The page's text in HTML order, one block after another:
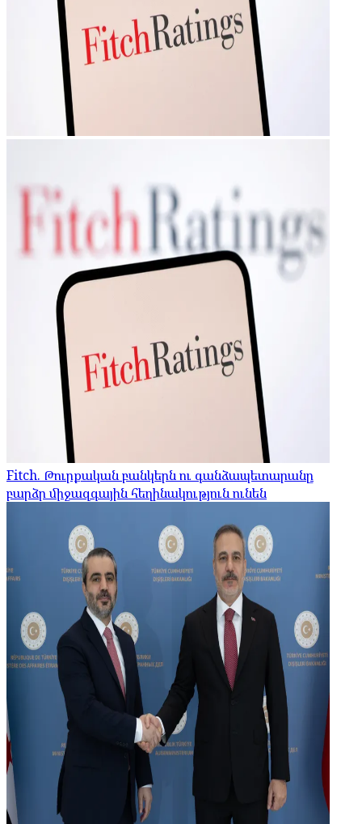
Fitch. Թուրքական բանկերն ու գանձապետարանը
բարձր միջազգային հեղինակություն ունեն